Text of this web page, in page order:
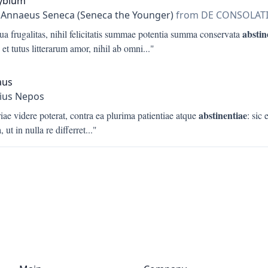
Seneca (Seneca the Younger)from DE
frugalitas, nihil felicitatis summae potentia summa conservata
et tutus litterarum amor, nihil ab omni..."
Nepos
videre poterat, contra ea plurima patientiae atqueabstinentiae: sic
ut in nulla re differret..."